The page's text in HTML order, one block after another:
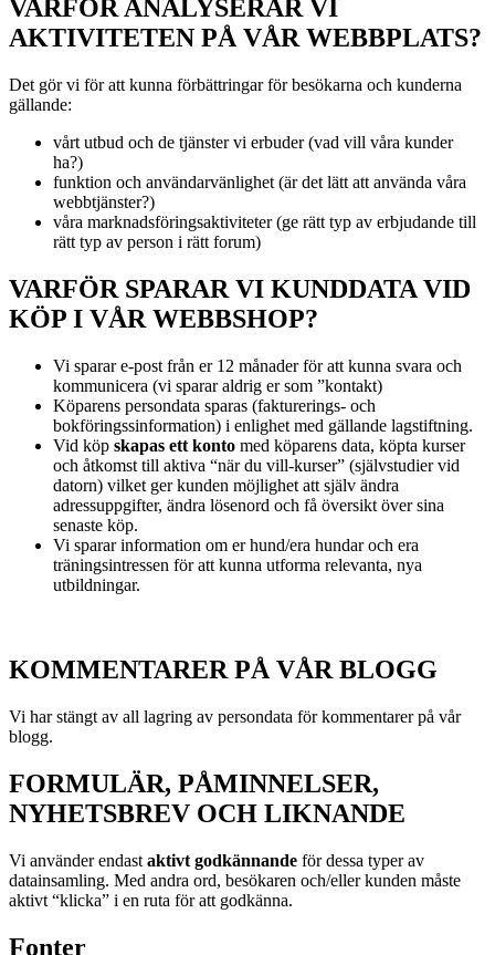
VARFÖR ANALYSERAR VI
AKTIVITETEN PÅ VÅR WEBBPLATS?
Det gör vi för att kunna förbättringar för besökarna och kunderna
gällande:
vårt utbud och de tjänster vi erbuder (vad vill våra kunder
ha?)
funktion och användarvänlighet (är det lätt att använda våra
webbtjänster?)
våra marknadsföringsaktiviteter (ge rätt typ av erbjudande till
rätt typ av person i rätt forum)
VARFÖR SPARAR VI KUNDDATA VID
KÖP I VÅR WEBBSHOP?
Vi sparar e-post från er 12 månader för att kunna svara och
kommunicera (vi sparar aldrig er som ”kontakt)
Köparens persondata sparas (fakturerings- och
bokföringssinformation) i enlighet med gällande lagstiftning.
Vid köp skapas ett konto med köparens data, köpta kurser
och åtkomst till aktiva “när du vill-kurser” (självstudier vid
datorn) vilket ger kunden möjlighet att själv ändra
adressuppgifter, ändra lösenord och få översikt över sina
senaste köp.
Vi sparar information om er hund/era hundar och era
träningsintressen för att kunna utforma relevanta, nya
utbildningar.
KOMMENTARER PÅ VÅR BLOGG
Vi har stängt av all lagring av persondata för kommentarer på vår
blogg.
FORMULÄR, PÅMINNELSER,
NYHETSBREV OCH LIKNANDE
Vi använder endast aktivt godkännande för dessa typer av
datainsamling. Med andra ord, besökaren och/eller kunden måste
aktivt “klicka” i en ruta för att godkänna.
Fonter